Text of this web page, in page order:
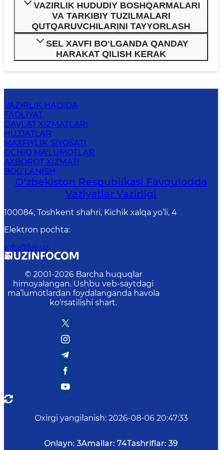
VAZIRLIK HUDUDIY BOSHQARMALARI
VA TARKIBIY TUZILMALARI
QUTQARUVCHILARINI TAYYORLASH
SEL XAVFI BOʻLGANDA QANDAY
HARAKAT QILISH KERAK
VAZIRLIK HAQIDA
FAOLIYAT
DAVLAT XIZMATLARI
HUJJATLAR
MAXFIYLIK SIYOSATI
OCHIQ MA'LUMOTLAR
AXBOROT XIZMATI
BOG‘LANISH
O‘zbеkistоn Rеspublikаsi Favqulodda
Vaziyatlar Vazirligi
100084, Toshkent shahri, Kichik xalqa yo’li, 4
Elektron pochta:
info@fvv.uz
© 2001-2026 Barcha huquqlar
himoyalangan. Ushbu veb-saytdagi
ma’lumotlardan foydalanganda havola
ko‘rsatilishi shart.
Oxirgi yangilanish: 2026-08-06 20:47:33
Onlayn: 3Amallar: 74Tashriflar: 39